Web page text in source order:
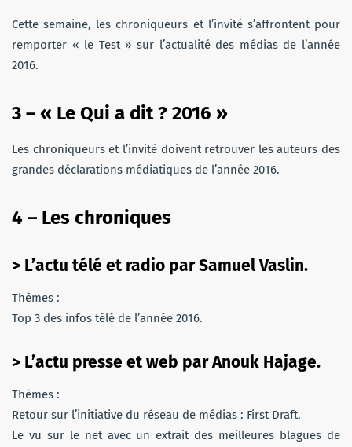
Cette semaine, les chroniqueurs et l’invité s’affrontent pour
remporter « le Test » sur l’actualité des médias de l’année
2016.
3 – « Le Qui a dit ? 2016 »
Les chroniqueurs et l’invité doivent retrouver les auteurs des
grandes déclarations médiatiques de l’année 2016.
4 – Les chroniques
> L’actu télé et radio par Samuel Vaslin.
Thèmes :
Top 3 des infos télé de l’année 2016.
> L’actu presse et web par Anouk Hajage.
Thèmes :
Retour sur l’initiative du réseau de médias : First Draft.
Le vu sur le net avec un extrait des meilleures blagues de